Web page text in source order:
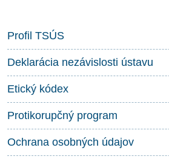
Profil TSÚS
Deklarácia nezávislosti ústavu
Etický kódex
Protikorupčný program
Ochrana osobných údajov